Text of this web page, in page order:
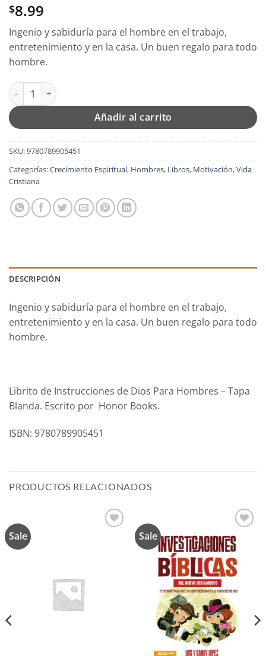
$8.99
Ingenio y sabiduría para el hombre en el trabajo,
entretenimiento y en la casa. Un buen regalo para todo
hombre.
Librito de Instrucciones de Dios Para Hombres - Tapa Blanda
Añadir al carrito
SKU:9780789905451
Categorías:Crecimiento Espiritual, Hombres, Libros, Motivación,Vida
Cristiana
DESCRIPCIÓN
Ingenio y sabiduría para el hombre en el trabajo,
entretenimiento y en la casa. Un buen regalo para todo
hombre.
Librito de Instrucciones de Dios Para Hombres – Tapa
Blanda. Escrito por Honor Books.
ISBN: 9780789905451
PRODUCTOS RELACIONADOS
Sale Sale
Añadir
a la
lista de
deseos